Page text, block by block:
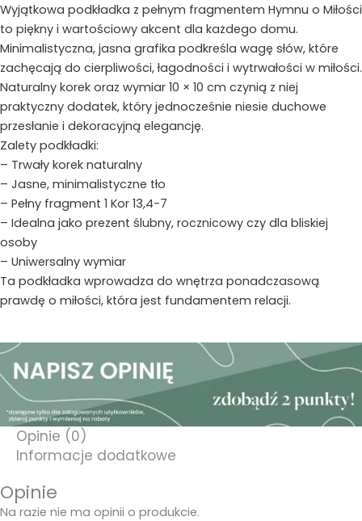
Wyjątkowa podkładka z pełnym fragmentem Hymnu o Miłości
to piękny i wartościowy akcent dla każdego domu.
Minimalistyczna, jasna grafika podkreśla wagę słów, które
zachęcają do cierpliwości, łagodności i wytrwałości w miłości.
Naturalny korek oraz wymiar 10 × 10 cm czynią z niej
praktyczny dodatek, który jednocześnie niesie duchowe
przesłanie i dekoracyjną elegancję.
Zalety podkładki:
– Trwały korek naturalny
– Jasne, minimalistyczne tło
– Pełny fragment 1 Kor 13,4-7
– Idealna jako prezent ślubny, rocznicowy czy dla bliskiej
osoby
– Uniwersalny wymiar
Ta podkładka wprowadza do wnętrza ponadczasową
prawdę o miłości, która jest fundamentem relacji.
Opinie (0)
Informacje dodatkowe
Opinie
Na razie nie ma opinii o produkcie.